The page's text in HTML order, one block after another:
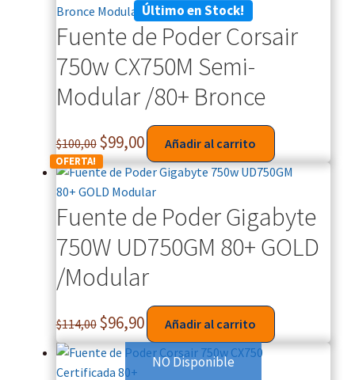
Último en Stock!
Fuente de Poder Corsair
750w CX750M Semi-
Modular /80+ Bronce
$100,00 $99,00 Añadir al carrito
OFERTA!
Fuente de Poder Gigabyte
750W UD750GM 80+ GOLD
/Modular
$114,00 $96,90 Añadir al carrito
NO Disponible